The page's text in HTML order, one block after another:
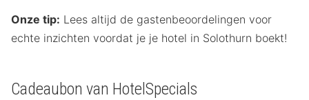
Onze tip: Lees altijd de gastenbeoordelingen voor
echte inzichten voordat je je hotel in Solothurn boekt!
Cadeaubon van HotelSpecials